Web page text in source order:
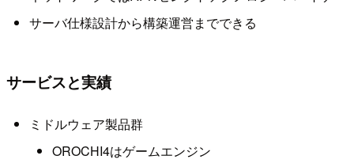
サーバ仕様設計から構築運営までできる
サービスと実績
ミドルウェア製品群
OROCHI4はゲームエンジン